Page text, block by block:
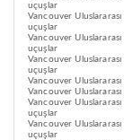
uçuşlar
Vancouver Uluslararası
uçuşlar
Vancouver Uluslararası
uçuşlar
Vancouver
uçuşlar
Vancouver
Vancouver
Vancouver Uluslararası
uçuşlar
Vancouver Uluslararası
uçuşlar